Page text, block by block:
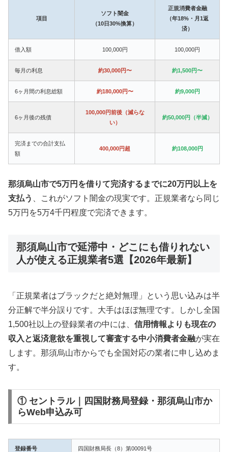
項目
ソフト闇金
（10日30%換算）
正規消費者金融
（年18%・月1返
済）
借入額 100,000円 100,000円
毎月の利息 約30,000円〜 約1,500円〜
6ヶ月間の利息総額 約180,000円〜 約9,000円
6ヶ月後の残債
100,000円前後（減らな
い）
約50,000円（半減）
完済までの合計支払
額
400,000円超 約108,000円
那須烏山市で5万円を借りて完済するまでに20万円以上を
支払う
、これがソフト闇金の現実です。正規業者なら同じ
5万円を5万4千円程度で完済できます。
那須烏山市で延滞中・どこにも借りれない
人が使える正規業者5選【2026年最新】
「正規業者はブラックだと絶対無理」という思い込みは半
分正解で半分誤りです。大手はほぼ無理です。しかし全国
1,500社以上の登録業者の中には、 信用情報よりも現在の
収入と返済意欲を重視して審査する中小消費者金融が実在
します。那須烏山市からでも全国対応の業者に申し込めま
す。
① セントラル｜四国財務局登録・那須烏山市か
らWeb申込み可
登録番号 四国財務局長（8）第00091号